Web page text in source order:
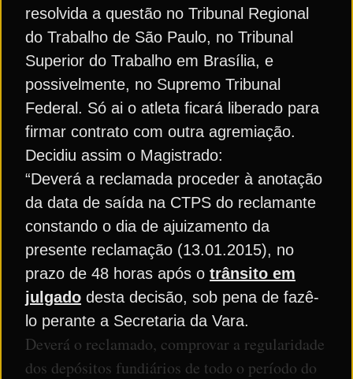
resolvida a questão no Tribunal Regional
do Trabalho de São Paulo, no Tribunal
Superior do Trabalho em Brasília, e
possivelmente, no Supremo Tribunal
Federal. Só ai o atleta ficará liberado para
firmar contrato com outra agremiação.
Decidiu assim o Magistrado:
“Deverá a reclamada proceder à anotação
da data de saída na CTPS do reclamante
constando o dia de ajuizamento da
presente reclamação (13.01.2015), no
prazo de 48 horas após o trânsito em
julgado desta decisão, sob pena de fazê-
lo perante a Secretaria da Vara.
Deverá o reclamado, comprovar a regularidade
dos depósitos fundiários de todo o período do